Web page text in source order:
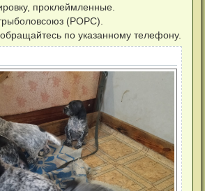
проклеймленные.
(РОРС).
по указанному телефону.